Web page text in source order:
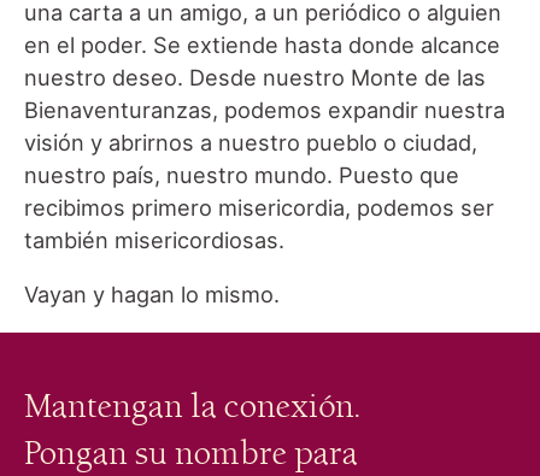
una carta a un amigo, a un periódico o alguien
en el poder. Se extiende hasta donde alcance
nuestro deseo. Desde nuestro Monte de las
Bienaventuranzas, podemos expandir nuestra
visión y abrirnos a nuestro pueblo o ciudad,
nuestro país, nuestro mundo. Puesto que
recibimos primero misericordia, podemos ser
también misericordiosas.
Vayan y hagan lo mismo.
Mantengan la conexión.
Pongan su nombre para